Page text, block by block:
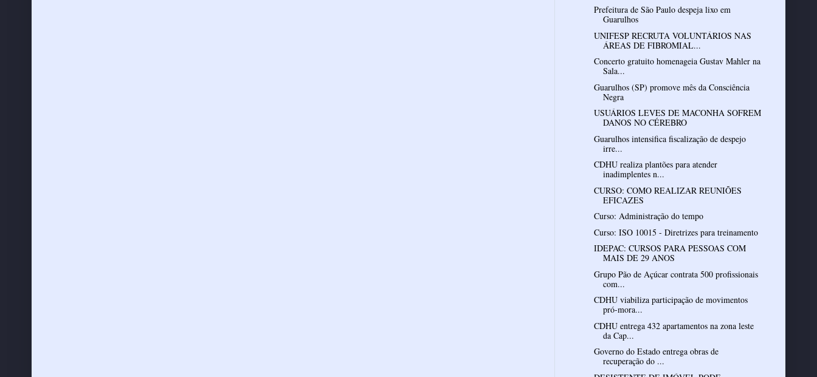
Prefeitura de São Paulo despeja lixo em
Guarulhos
UNIFESP RECRUTA VOLUNTÁRIOS NAS
ÁREAS DE FIBROMIAL...
Concerto gratuito homenageia Gustav Mahler na
Sala...
Guarulhos (SP) promove mês da Consciência
Negra
USUÁRIOS LEVES DE MACONHA SOFREM
DANOS NO CÉREBRO
Guarulhos intensifica fiscalização de despejo
irre...
CDHU realiza plantões para atender
inadimplentes n...
CURSO: COMO REALIZAR REUNIÕES
EFICAZES
Curso: Administração do tempo
Curso: ISO 10015 - Diretrizes para treinamento
IDEPAC: CURSOS PARA PESSOAS COM
Grupo Pão de Açúcar contrata 500 profissionais
com...
CDHU viabiliza participação de movimentos
pró-mora...
CDHU entrega 432 apartamentos na zona leste
da Cap...
Governo do Estado entrega obras de
recuperação do ...